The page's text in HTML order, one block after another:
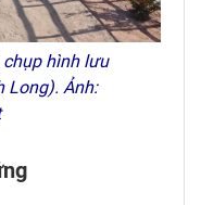
hình lưu
Long). Ảnh: